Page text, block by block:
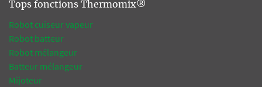
Tops fonctions Thermomix®
Robot cuiseur vapeur
Robot batteur
Robot mélangeur
Batteur mélangeur
Mijoteur